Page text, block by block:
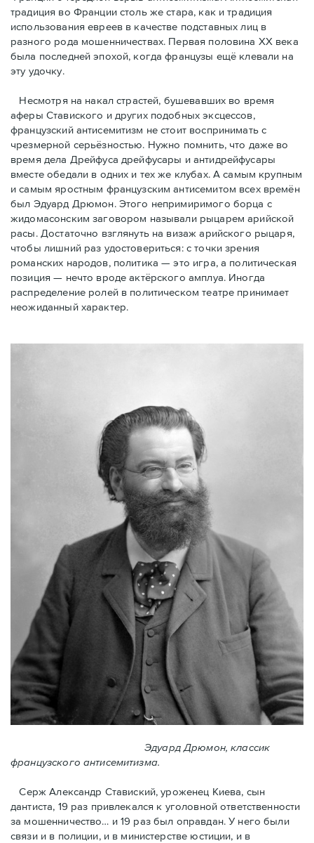
традиция во Франции столь же стара, как и традиция
использования евреев в качестве подставных лиц в
разного рода мошенничествах. Первая половина ХХ века
была последней эпохой, когда французы ещё клевали на
эту удочку.
Несмотря на накал страстей, бушевавших во время
аферы Ставиского и других подобных эксцессов,
французский антисемитизм не стоит воспринимать с
чрезмерной серьёзностью. Нужно помнить, что даже во
время дела Дрейфуса дрейфусары и антидрейфусары
вместе обедали в одних и тех же клубах. А самым крупным
и самым яростным французским антисемитом всех времён
был Эдуард Дрюмон. Этого непримиримого борца с
жидомасонским заговором называли рыцарем арийской
расы. Достаточно взглянуть на визаж арийского рыцаря,
чтобы лишний раз удостовериться: с точки зрения
романских народов, политика — это игра, а политическая
позиция — нечто вроде актёрского амплуа. Иногда
распределение ролей в политическом театре принимает
неожиданный характер.
Эдуард Дрюмон, классик
французского антисемитизма.
Серж Александр Ставиский, уроженец Киева, сын
дантиста, 19 раз привлекался к уголовной ответственности
за мошенничество… и 19 раз был оправдан. У него были
связи и в полиции, и в министерстве юстиции, и в